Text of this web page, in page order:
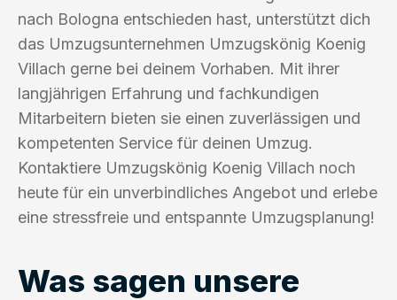
nach Bologna entschieden hast, unterstützt dich
das Umzugsunternehmen Umzugskönig Koenig
Villach gerne bei deinem Vorhaben. Mit ihrer
langjährigen Erfahrung und fachkundigen
Mitarbeitern bieten sie einen zuverlässigen und
kompetenten Service für deinen Umzug.
Kontaktiere Umzugskönig Koenig Villach noch
heute für ein unverbindliches Angebot und erlebe
eine stressfreie und entspannte Umzugsplanung!
Was sagen unsere